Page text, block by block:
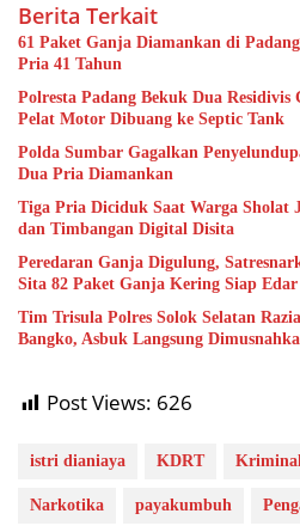
Berita Terkait
61 Paket Ganja Diamankan di
Pria 41 Tahun
Polresta Padang Bekuk Dua
Pelat Motor Dibuang ke Septic Tank
Polda Sumbar Gagalkan
Dua Pria Diamankan
Tiga Pria Diciduk Saat Warga Sholat
dan Timbangan Digital Disita
Peredaran Ganja Digulung,
Sita 82 Paket Ganja Kering Siap
Tim Trisula Polres Solok Selatan
Bangko, Asbuk Langsung
Post Views: 626
istri dianiaya KDRT
Narkotika payakumbuh